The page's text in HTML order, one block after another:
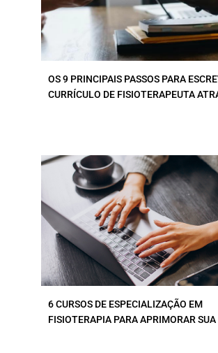
OS 9 PRINCIPAIS PASSOS PARA
CURRÍCULO DE FISIOTERAPEUTA
6 CURSOS DE ESPECIALIZAÇÃO EM
FISIOTERAPIA PARA APRIMORAR SUA